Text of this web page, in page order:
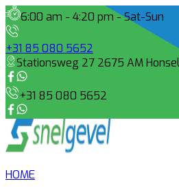
6:00 am - 4:20 pm - Sat-Sun
+31 85 080 5652
Stationsweg 27 2675 AM
+31 85 080 5652
HOME